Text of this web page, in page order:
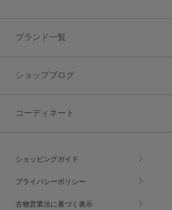
ブランド一覧
ショップブログ
コーディネート
ショッピングガイド
プライバシーポリシー
古物営業法に基づく表示